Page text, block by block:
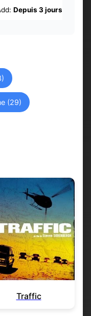
Depuis 3 jours
(29)
Traffic